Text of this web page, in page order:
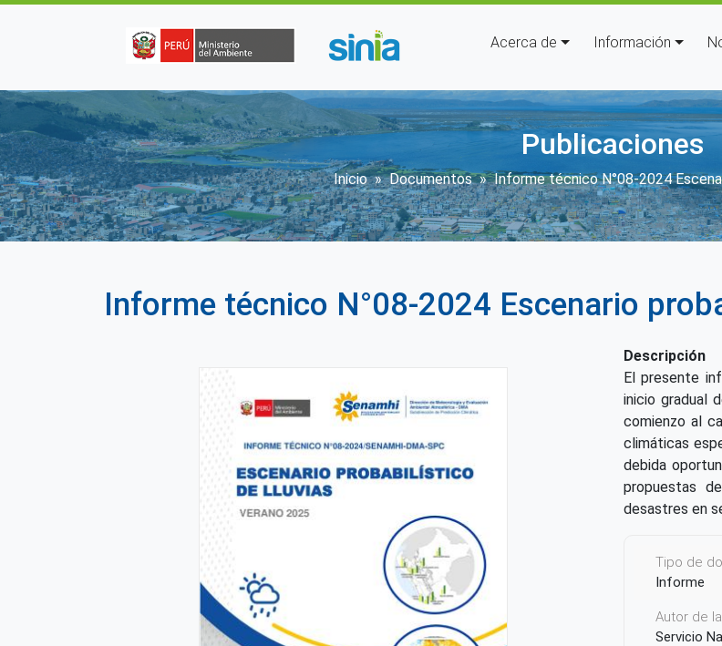
Navegación principal
Acerca de Información
Publicaciones
Sobrescribir enlaces de
Inicio Documentos Informe técnico N°08-2024
Informe técnico N°08-2024 Escenario
Descripción
El presente
inicio gradual
comienzo al
climáticas
debida
propuestas
desastres en
Tipo de
Informe
Autor de
Servicio